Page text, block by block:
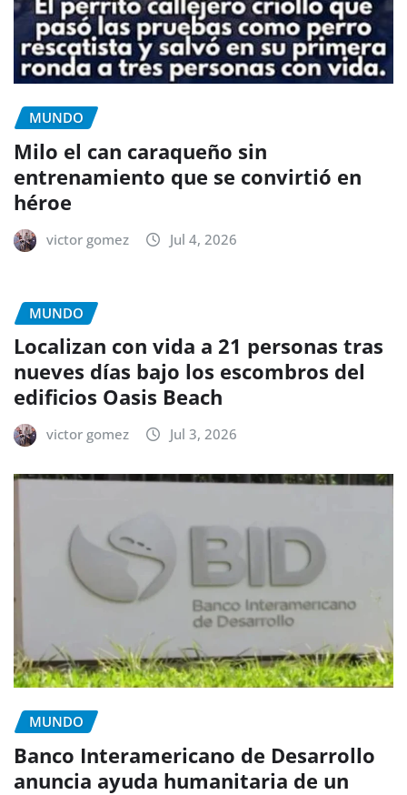
MUNDO
Milo el can caraqueño sin
entrenamiento que se convirtió en
héroe
victor gomez Jul 4, 2026
MUNDO
Localizan con vida a 21 personas tras
nueves días bajo los escombros del
edificios Oasis Beach
victor gomez Jul 3, 2026
MUNDO
Banco Interamericano de Desarrollo
anuncia ayuda humanitaria de un